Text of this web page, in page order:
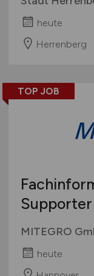
heute
Herrenberg
TOP JOB
Supporter
MITEGRO
heute